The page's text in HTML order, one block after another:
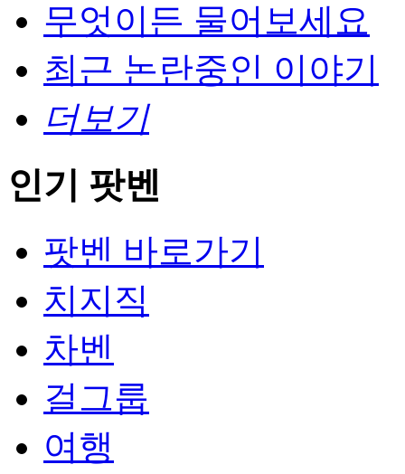
무엇이든 물어보세요
최근 논란중인 이야기
더보기
인기 팟벤
팟벤 바로가기
치지직
차벤
걸그룹
여행